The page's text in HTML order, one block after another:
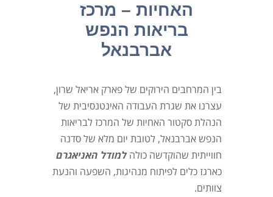
האחיות – מרכז
בריאות הנפש
אברבנאל
בין המרחבים הירוקים של פארק אריאל שרון,
עצרנו את שגרת העבודה האינטנסיבית של
הנהלת סקטור האחיות של המרכז לבריאות
הנפש אברבנאל, לטובת יום מלא של סדנה
חווייתית שהוקדשה כולהלמודל האניאגרם
כארגז כלים לפיתוח מנהיגות, השפעה והנעת
צוותים.